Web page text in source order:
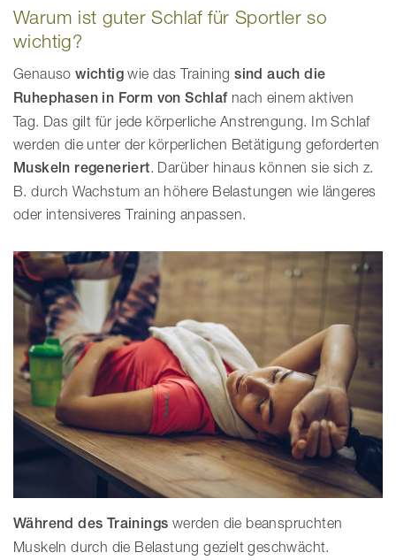
Warum ist guter Schlaf für Sportler so
wichtig?
Genausowichtig wie das Trainingsind auch die
Ruhephasen in Form von Schlaf nach einem aktiven
Tag. Das gilt für jede körperliche Anstrengung. Im Schlaf
werden die unter der körperlichen Betätigung geforderten
Muskeln regeneriert. Darüber hinaus können sie sich z.
B. durch Wachstum an höhere Belastungen wie längeres
oder intensiveres Training anpassen.
Während des Trainings werden die beanspruchten
Muskeln durch die Belastung gezielt geschwächt.